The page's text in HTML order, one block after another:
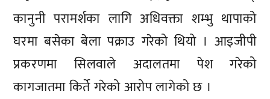
कानुनी परामर्शका लागि अधिवक्ता शम्भु थापाको
घरमा बसेका बेला पक्राउ गरेको थियो । आइजीपी
प्रकरणमा सिलवाले अदालतमा पेश गरेको
कागजातमा किर्ते गरेको आरोप लागेको छ ।